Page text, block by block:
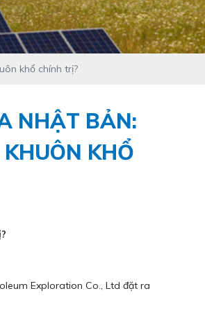
khổ chính trị?
NHẬT BẢN:
KHỔ
Exploration Co., Ltd đặt ra